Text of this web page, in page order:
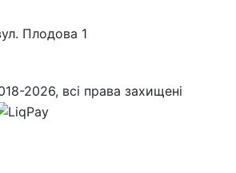
Плодова 1
2026, всі права захищені